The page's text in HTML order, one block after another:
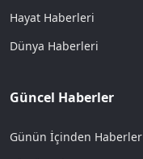
Hayat Haberleri
Dünya Haberleri
Güncel Haberler
Günün İçinden Haberler